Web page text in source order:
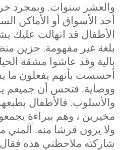
والعشر سنوات. وبمجرد
أحد الأسواق أو الأماكن
الأطفال قد انهالت عليك
بلغة غير مفهومة. حزين
بالية وقد عاشوا مشقة
أحسست بأنهم يفعلون ما
ووصاية. فتحس أن جميعم
والأسلوب. فالأطفال
مخيرين ، وهم ببراءة
ولا يرون قرشا منه. آلمني
شاركته ملاحظتي هذه